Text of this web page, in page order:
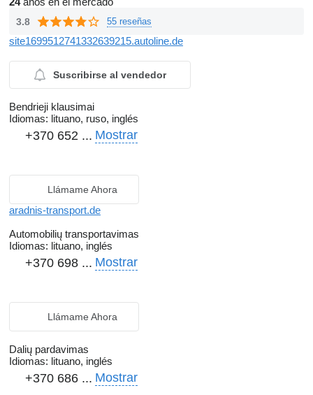
3.8 55 reseñas
site1699512741332639215.autoline.de
Suscribirse al vendedor
Bendrieji klausimai
Idiomas: lituano, ruso, inglés
+370 652 ... Mostrar
Llámame Ahora
aradnis-transport.de
Automobilių transportavimas
Idiomas: lituano, inglés
+370 698 ... Mostrar
Llámame Ahora
Dalių pardavimas
Idiomas: lituano, inglés
+370 686 ... Mostrar